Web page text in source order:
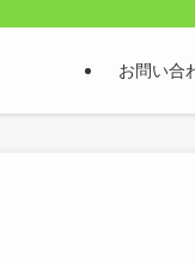
お問い合